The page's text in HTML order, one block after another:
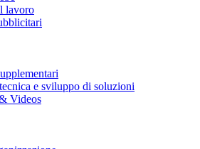
lavoro
e sviluppo di soluzioni
Videos